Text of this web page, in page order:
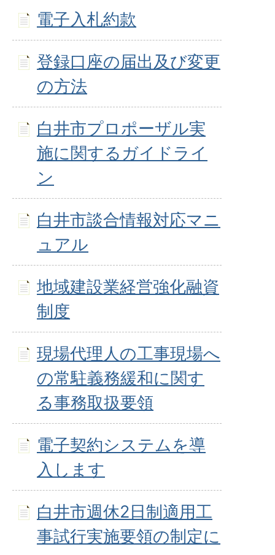
電子入札約款
登録口座の届出及び変更
の方法
白井市プロポーザル実
施に関するガイドライ
ン
白井市談合情報対応マニ
ュアル
地域建設業経営強化融資
制度
現場代理人の工事現場へ
の常駐義務緩和に関す
る事務取扱要領
電子契約システムを導
入します
白井市週休2日制適用工
事試行実施要領の制定に